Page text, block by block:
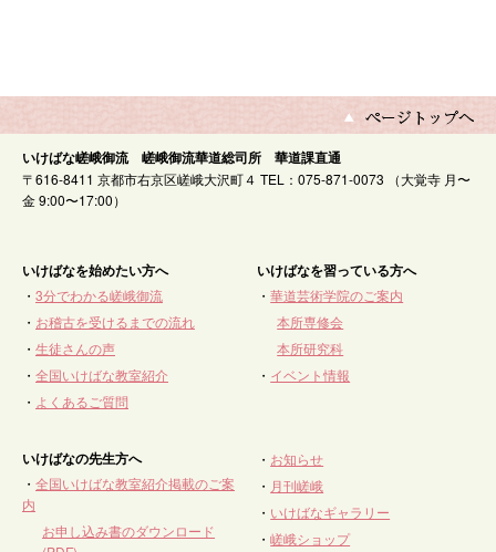
いけばな嵯峨御流 嵯峨御流華道総司所 華道課直通
〒616-8411 京都市右京区嵯峨大沢町４ TEL：075-871-0073 （大覚寺 月〜
金 9:00〜17:00）
いけばなを始めたい方へ
・ 3分でわかる嵯峨御流
・ お稽古を受けるまでの流れ
・ 生徒さんの声
・ 全国いけばな教室紹介
・ よくあるご質問
いけばなを習っている方へ
・華道芸術学院のご案内
本所専修会
本所研究科
・ イベント情報
いけばなの先生方へ
・ 全国いけばな教室紹介掲載のご案
内
お申し込み書のダウンロード
・ お知らせ
・ 月刊嵯峨
・ いけばなギャラリー
・嵯峨ショップ